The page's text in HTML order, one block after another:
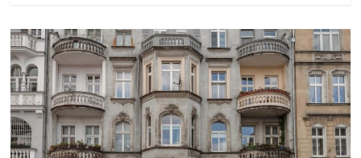
b
o
o
k
n
g
er
Li
n
k